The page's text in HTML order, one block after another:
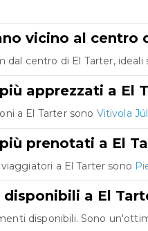
vicino al centro
dal centro di El Tarter,
apprezzati a El
a El Tarter sono Vitivola
prenotati a El
a El Tarter sono
a El
disponibili. Sono